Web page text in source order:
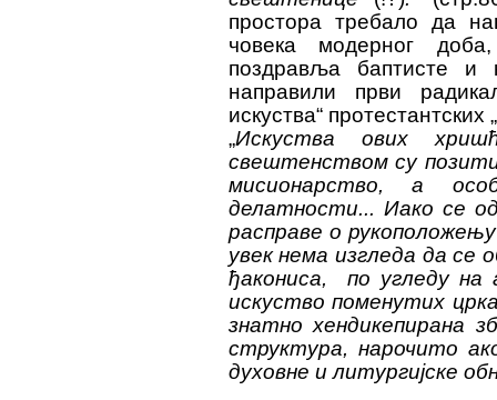
простора требало да
човека модерног
поздравља баптисте
направили први
искуства“
„Искуства ових
свештенством су
мисионарство, а
делатности... Иако се
расправе о
увек нема изглeда да се
ђакониса,
по угледу на
искуство поменутих
знатно хендикепирана
структура, нарочито
духовне и литургијске